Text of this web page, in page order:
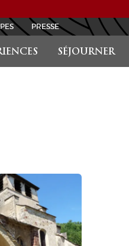
SÉJOURNER
PRESSE